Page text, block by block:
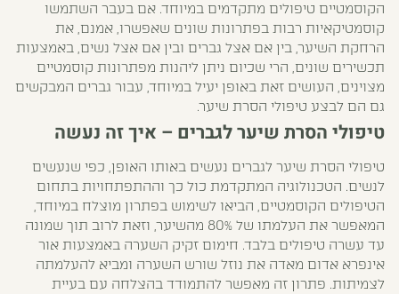
הקוסמטיים טיפולים מתקדמים במיוחד. אם בעבר השתמשו
קוסמטיקאיות רבות בפתרונות שונים שאפשרו, אמנם, את
הרחקת השיער, בין אם אצל גברים ובין אם אצל נשים, באמצעות
תכשירים שונים, הרי שכיום ניתן ליהנות מפתרונות קוסמטיים
מצוינים, העושים זאת באופן יעיל במיוחד, עבור גברים המבקשים
גם הם לבצע טיפולי הסרת שיער.
טיפולי הסרת שיער לגברים – איך זה נעשה
טיפולי הסרת שיער לגברים נעשים באותו האופן, כפי שנעשים
לנשים. הטכנולוגיה המתקדמת כול כך וההתפתחויות בתחום
הטיפולים הקוסמטיים, הביאו לשימוש בפתרון מוצלח במיוחד,
המאפשר את העלמתו של 80% מהשיער, וזאת לרוב תוך שמונה
עד עשרה טיפולים בלבד. חימום זקיק השערה באמצעות אור
אינפרא אדום מאדה את נוזל שורש השערה ומביא להעלמתה
לצמיתות. פתרון זה מאפשר להתמודד בהצלחה עם בעיית